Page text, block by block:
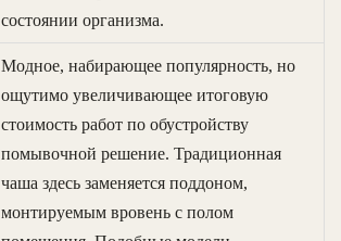
состоянии организма.
Модное, набирающее популярность, но
ощутимо увеличивающее итоговую
стоимость работ по обустройству
помывочной решение. Традиционная
чаша здесь заменяется поддоном,
монтируемым вровень с полом